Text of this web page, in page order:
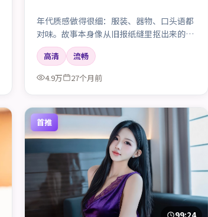
年代质感做得很细：服装、器物、口头语都
对味。故事本身像从旧报纸缝里抠出来的社
会切片。
高清
流畅
4.9万
27个月前
首推
99:24